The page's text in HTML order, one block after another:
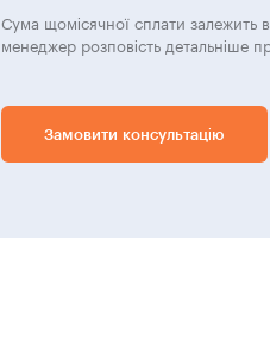
Сума щомісячної сплати
менеджер розповість детальніше
Замовити консультацію